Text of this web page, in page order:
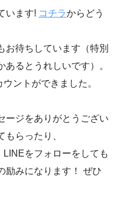
います! コチラからどう
待ちしています（特別
るとうれしいです）。
ントができました。
ージをありがとうござい
もらったり、
LINEをフォローをしても
励みになります！ ぜひ